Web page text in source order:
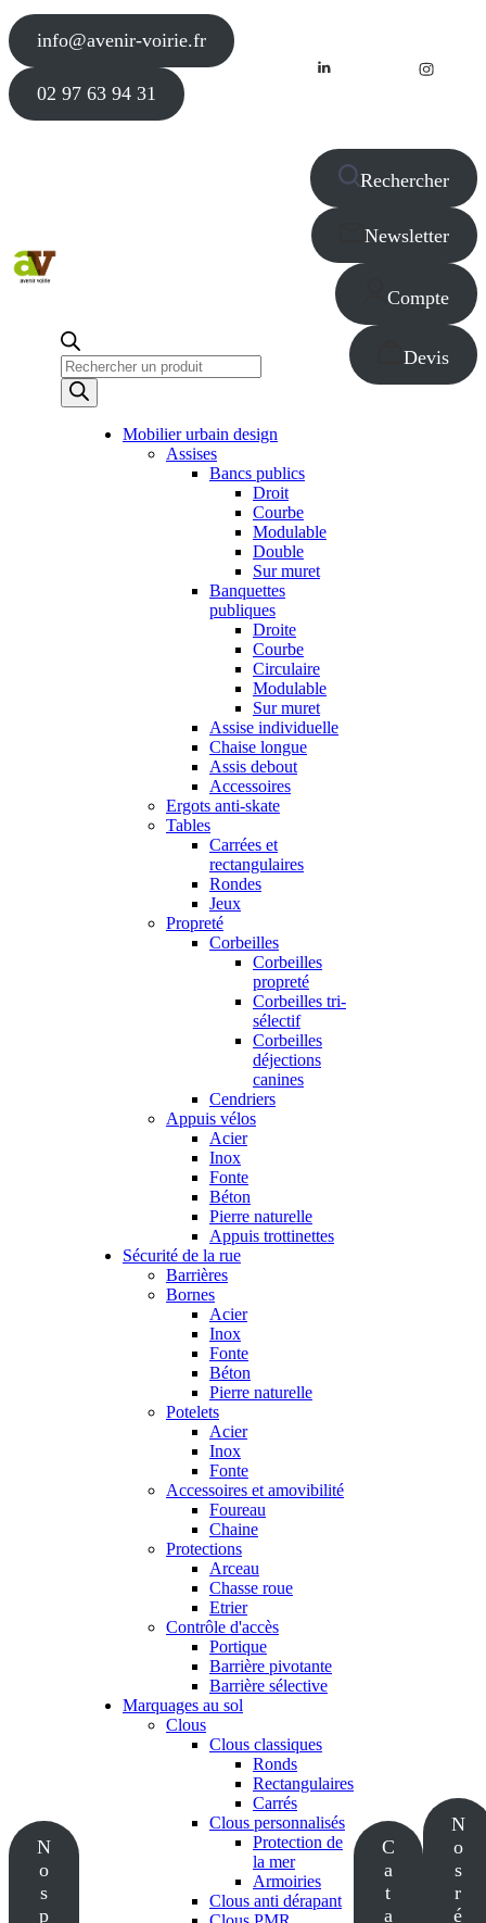
info@avenir-voirie.fr
02 97 63 94 31
Recherche
de
produits
Rechercher
Newsletter
Compte
Devis
N
o
s
p
Mobilier urbain design
Assises
Bancs publics
Droit
Courbe
Modulable
Double
Sur muret
Banquettes
publiques
Droite
Courbe
Circulaire
Modulable
Sur muret
Assise individuelle
Chaise longue
Assis debout
Accessoires
Ergots anti-skate
Tables
Carrées et
rectangulaires
Rondes
Jeux
Propreté
Corbeilles
Corbeilles
propreté
Corbeilles tri-
sélectif
Corbeilles
déjections
canines
Cendriers
Appuis vélos
Acier
Inox
Fonte
Béton
Pierre naturelle
Appuis trottinettes
Sécurité de la rue
Barrières
Bornes
Acier
Inox
Fonte
Béton
Pierre naturelle
Potelets
Acier
Inox
Fonte
Accessoires et amovibilité
Foureau
Chaine
Protections
Arceau
Chasse roue
Etrier
Contrôle d'accès
Portique
Barrière pivotante
Barrière sélective
Marquages au sol
Clous
Clous classiques
Ronds
Rectangulaires
Carrés
Clous personnalisés
Protection de
la mer
Armoiries
Clous anti dérapant
C
a
t
a
N
o
s
r
é